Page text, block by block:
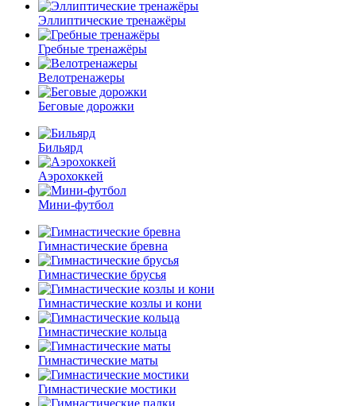
Эллиптические тренажёры
Гребные тренажёры
Велотренажеры
Беговые дорожки
Бильярд
Аэрохоккей
Мини-футбол
Гимнастические бревна
Гимнастические брусья
Гимнастические козлы и кони
Гимнастические кольца
Гимнастические маты
Гимнастические мостики